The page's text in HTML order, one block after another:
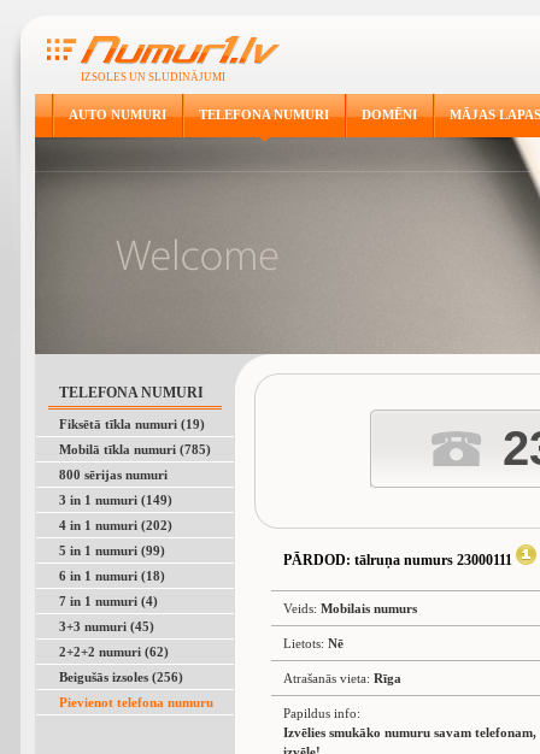
IZSOLES UN SLUDINĀJUMI
AUTO NUMURI TELEFONA NUMURI DOMĒNI MĀJAS LAPAS
TELEFONA NUMURI
Fiksētā tīkla numuri (19)
Mobilā tīkla numuri (785)
800 sērijas numuri
3 in 1 numuri (149)
4 in 1 numuri (202)
5 in 1 numuri (99)
6 in 1 numuri (18)
7 in 1 numuri (4)
3+3 numuri (45)
2+2+2 numuri (62)
Beigušās izsoles (256)
Pievienot telefona numuru
PĀRDOD: tālruņa numurs 23000111
Veids: Mobilais numurs
Lietots: Nē
Atrašanās vieta: Rīga
Papildus info:
Izvēlies smukāko numuru savam